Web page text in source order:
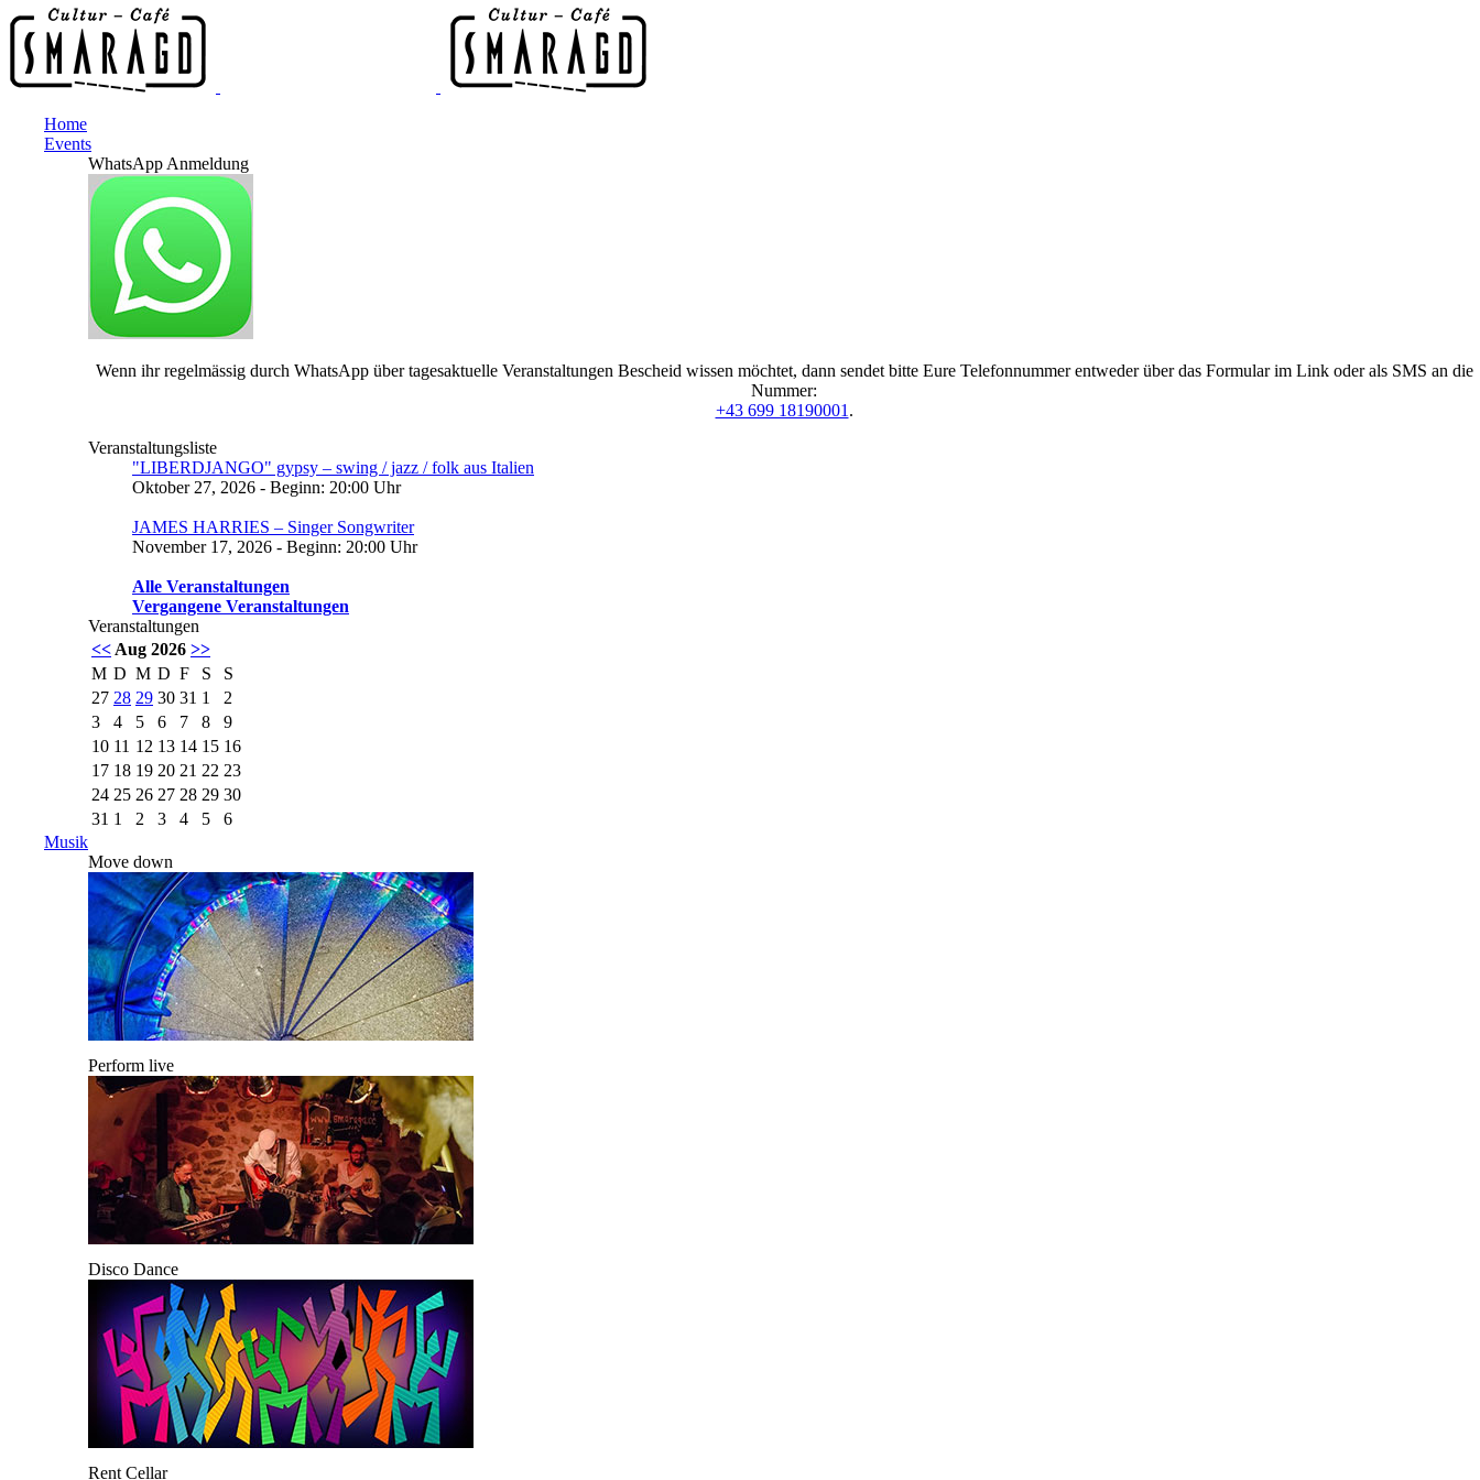
Home
Events
WhatsApp Anmeldung
Wenn ihr regelmässig durch WhatsApp über tagesaktuelle Veranstaltungen Bescheid wissen möchtet, dann sendet bitte Eure Telefonnummer entweder über das Formular im Link oder als SMS an die
Nummer:
+43 699 18190001 .
Veranstaltungsliste
"LIBERDJANGO" gypsy – swing / jazz / folk aus Italien
Oktober 27, 2026 - Beginn: 20:00 Uhr
JAMES HARRIES – Singer Songwriter
November 17, 2026 - Beginn: 20:00 Uhr
Alle Veranstaltungen
Vergangene Veranstaltungen
Veranstaltungen
<< Aug 2026 >>
M D M D F S
S
27 28 29 30 31 1
2
3
4 5 6 7 8
9
10 11 12 13 14 15 16
17 18 19 20 21 22 23
24 25 26 27 28 29 30
31 1 2 3 4 5
6
Musik
Move down
Perform live
Disco Dance
Rent Cellar